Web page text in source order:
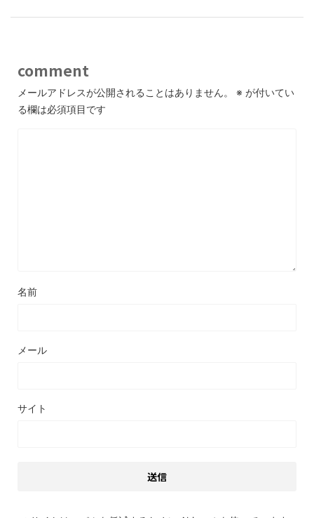
comment
メールアドレスが公開されることはありません。 ※ が付いてい
る欄は必須項目です
名前
メール
サイト